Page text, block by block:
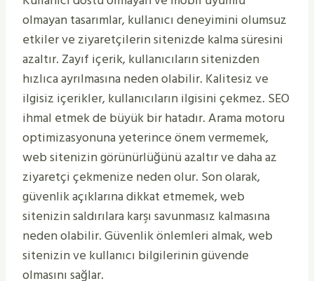
olmayan tasarımlar, kullanıcı deneyimini olumsuz
etkiler ve ziyaretçilerin sitenizde kalma süresini
azaltır. Zayıf içerik, kullanıcıların sitenizden
hızlıca ayrılmasına neden olabilir. Kalitesiz ve
ilgisiz içerikler, kullanıcıların ilgisini çekmez. SEO
ihmal etmek de büyük bir hatadır. Arama motoru
optimizasyonuna yeterince önem vermemek,
web sitenizin görünürlüğünü azaltır ve daha az
ziyaretçi çekmenize neden olur. Son olarak,
güvenlik açıklarına dikkat etmemek, web
sitenizin saldırılara karşı savunmasız kalmasına
neden olabilir. Güvenlik önlemleri almak, web
sitenizin ve kullanıcı bilgilerinin güvende
olmasını sağlar.